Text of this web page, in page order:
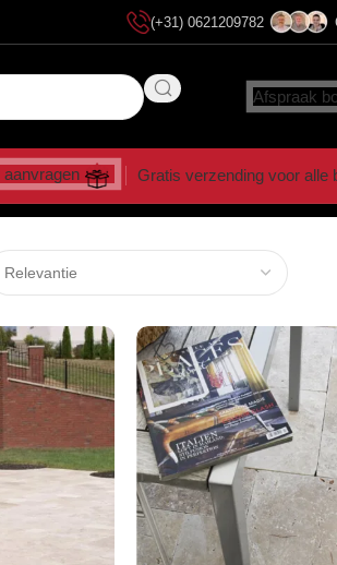
(+31) 0621209782
Afspraak
aanvragen Gratis verzending voor alle